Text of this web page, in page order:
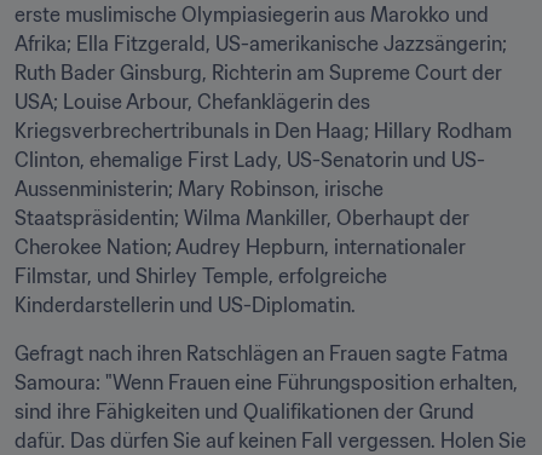
erste muslimische Olympiasiegerin aus Marokko und
Afrika; Ella Fitzgerald, US-amerikanische Jazzsängerin;
Ruth Bader Ginsburg, Richterin am Supreme Court der
USA; Louise Arbour, Chefanklägerin des
Kriegsverbrechertribunals in Den Haag; Hillary Rodham
Clinton, ehemalige First Lady, US-Senatorin und US-
Aussenministerin; Mary Robinson, irische
Staatspräsidentin; Wilma Mankiller, Oberhaupt der
Cherokee Nation; Audrey Hepburn, internationaler
Filmstar, und Shirley Temple, erfolgreiche
Kinderdarstellerin und US-Diplomatin.
Gefragt nach ihren Ratschlägen an Frauen sagte Fatma
Samoura: "Wenn Frauen eine Führungsposition erhalten,
sind ihre Fähigkeiten und Qualifikationen der Grund
dafür. Das dürfen Sie auf keinen Fall vergessen. Holen Sie